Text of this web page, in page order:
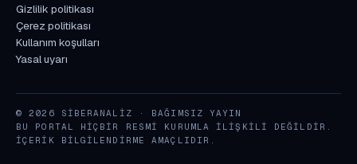
Gizlilik politikası
Çerez politikası
Kullanım koşulları
Yasal uyarı
© 2026 SIBERANALIZ · BAĞIMSIZ YAYIN
BU PORTAL HIÇBIR RESMI KURUMLA ILIŞKILI DEĞILDIR.
İÇERIK BILGILENDIRME AMAÇLIDIR.